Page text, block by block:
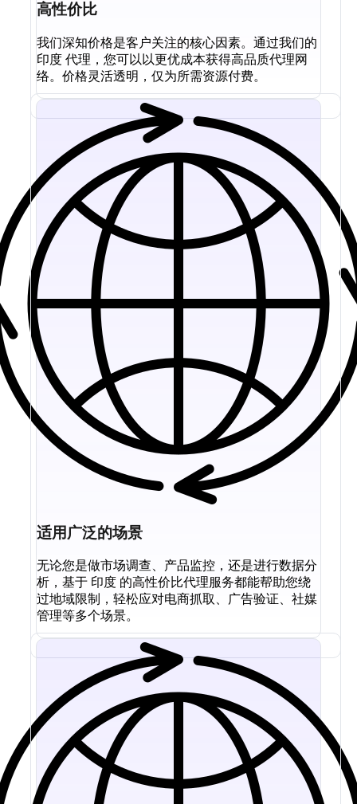
高性价比
我们深知价格是客户关注的核心因素。通过我们的
印度 代理，您可以以更优成本获得高品质代理网
络。价格灵活透明，仅为所需资源付费。
适用广泛的场景
无论您是做市场调查、产品监控，还是进行数据分
析，基于 印度 的高性价比代理服务都能帮助您绕
过地域限制，轻松应对电商抓取、广告验证、社媒
管理等多个场景。